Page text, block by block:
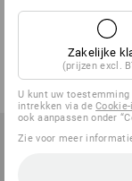
€ 108,78
(incl. BTW) v.a. 10 paar
Zakelijke
(prijzen excl.
U kunt uw
intrekken via de
ook aanpassen onder
Zie voor meer